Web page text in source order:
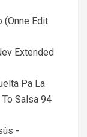
(Onne Edit
Extended
Pa La
Salsa 94
-